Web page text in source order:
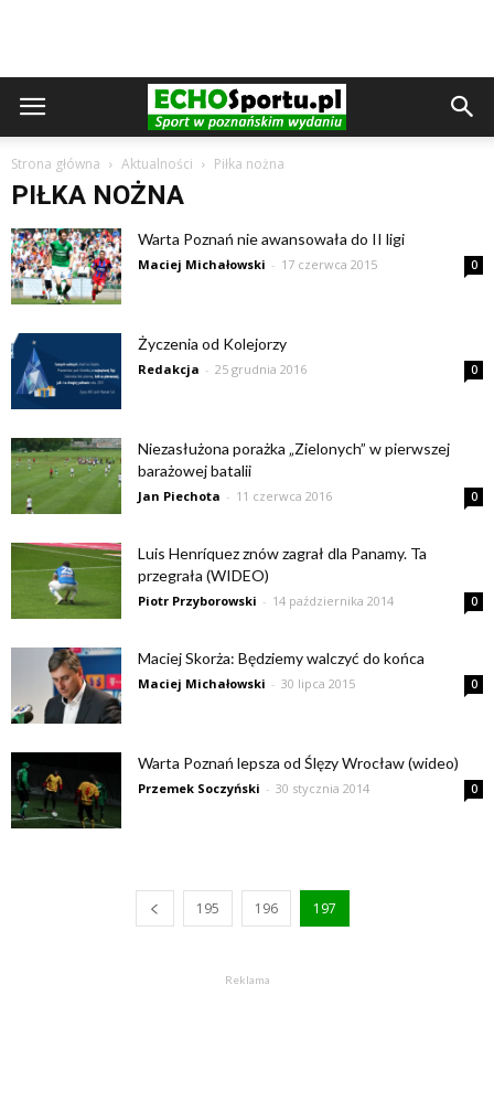
Strona główna Aktualności Piłka nożna
PIŁKA NOŻNA
Warta Poznań nie awansowała do II ligi
Maciej Michałowski - 17 czerwca 2015 0
Życzenia od Kolejorzy
Redakcja - 25 grudnia 2016 0
Niezasłużona porażka „Zielonych” w pierwszej
barażowej batalii
Jan Piechota - 11 czerwca 2016 0
Luis Henríquez znów zagrał dla Panamy. Ta
przegrała (WIDEO)
Piotr Przyborowski - 14 października 2014 0
Maciej Skorża: Będziemy walczyć do końca
Maciej Michałowski - 30 lipca 2015 0
Warta Poznań lepsza od Ślęzy Wrocław (wideo)
Przemek Soczyński - 30 stycznia 2014 0
195 196 197
Reklama